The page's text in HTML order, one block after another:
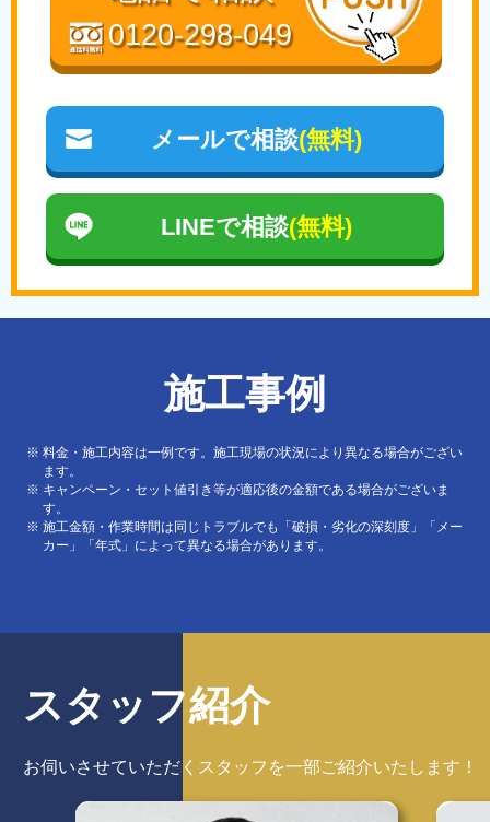
0120-298-049
メールで相談(無料)
LINEで相談(無料)
施工事例
料金・施工内容は一例です。施工現場の状況により異なる場合がござい
ます。
キャンペーン・セット値引き等が適応後の金額である場合がございま
す。
施工金額・作業時間は同じトラブルでも「破損・劣化の深刻度」「メー
カー」「年式」によって異なる場合があります。
スタッフ紹介
お伺いさせていただくスタッフを一部ご紹介いたします！